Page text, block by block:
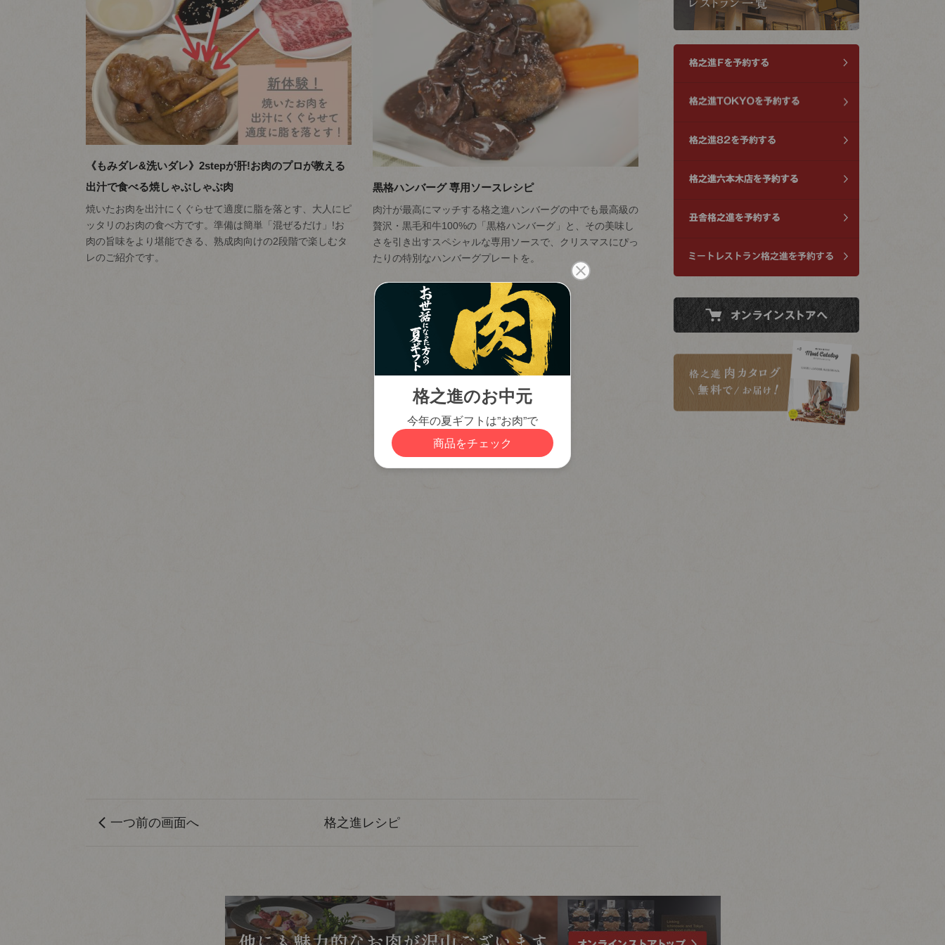
《もみダレ&洗いダレ》2stepが肝!お肉のプロが教える
出汁で食べる焼しゃぶしゃぶ肉
焼いたお肉を出汁にくぐらせて適度に脂を落とす、大人にピ
ッタリのお肉の食べ方です。準備は簡単「混ぜるだけ」!お
肉の旨味をより堪能できる、熟成肉向けの2段階で楽しむタ
レのご紹介です。
黒格ハンバーグ 専用ソースレシピ
肉汁が最高にマッチする格之進ハンバーグの中でも最高級の
贅沢・黒毛和牛100%の「黒格ハンバーグ」と、その美味し
さを引き出すスペシャルな専用ソースで、クリスマスにぴっ
たりの特別なハンバーグプレートを。
一つ前の画面へ 格之進レシピ